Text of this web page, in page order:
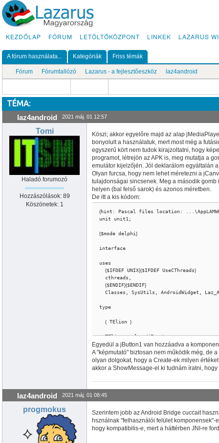
KEZDŐLAP FÓRUM LETÖLTŐKÖZPONT LINKEK LAZARUS
A fórum használata... Kategóriák Friss témák
Fórum Fórumtallózó Lazarus - a fejlesztőeszköz laz4android
TÉMA:
laz4android 2021 máj. 01 12:57
Tomi
Haladó forumozó
Hozzászólások: 89
Köszönetek: 1
Köszi; akkor egyelőre majd az alap
bonyolult a használatuk, mert most még a
egyszerű kört nem tudok kirajzoltatni, hogy
programot, létrejön az APK is, meg mutatja a
emulátor kijelzőjén. Jól deklarálom egyáltalán
Olyan furcsa, hogy nem lehet méretezni a
tulajdonságai sincsenek. Meg a második
helyen (bal felső sarok) és azonos méretben.
De itt a kis kódom:
{hint: Pascal files location:
unit unit1;
{$mode delphi}
interface
uses
{$IFDEF UNIX}{$IFDEF UseCThreads}
cthreads,
{$ENDIF}{$ENDIF}
Classes, SysUtils, AndroidWidget,
type
{ TElion }
TElion = class(jForm)
jButton1,gomb2: jButton;
vaszon: jCanvas;
kepmutato: jImageView;
procedure jButton1Click(Sender:
private
public
{public declarations}
end;
Elion: TElion;
Egyedül a jButton1 van hozzáadva a
A "képmutató" biztosan nem működik még, de
olyan dolgokat, hogy a Create-ek milyen
akkor a ShowMessage-el ki tudnám íratni,
laz4android 2021 máj. 01 08:45
progmokus
Szerintem jobb az Android Bridge cuccait
hsználnak "felhasználói felület
hogy kompatibilis-e, mert a háttérben JNI-re